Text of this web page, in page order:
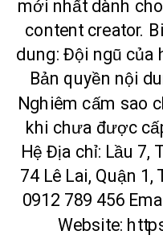
mới nhất dành
content creator.
dung: Đội ngũ
Bản quyền nội
Nghiêm cấm sao
khi chưa được
Hệ Địa chỉ: Lầu 7,
74 Lê Lai, Quận 1,
0912 789 456
Website: